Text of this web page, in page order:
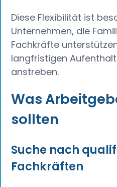
Diese Flexibilität ist
Unternehmen, die
Fachkräfte
langfristigen
anstreben.
Was
sollten
Suche nach
Fachkräften